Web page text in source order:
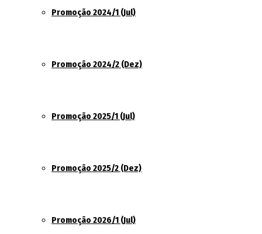
Promoção 2024/1 (Jul)
Promoção 2024/2 (Dez)
Promoção 2025/1 (Jul)
Promoção 2025/2 (Dez)
Promoção 2026/1 (Jul)